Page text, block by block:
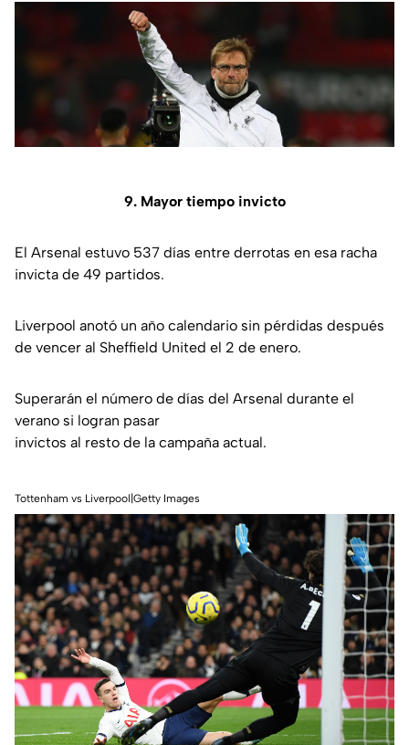
9. Mayor tiempo invicto
El Arsenal estuvo 537 días entre derrotas en esa racha
invicta de 49 partidos.
Liverpool anotó un año calendario sin pérdidas después
de vencer al Sheffield United el 2 de enero.
Superarán el número de días del Arsenal durante el
verano si logran pasar
invictos al resto de la campaña actual.
Tottenham vs Liverpool|Getty Images